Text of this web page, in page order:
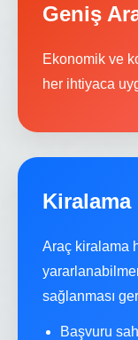
Geniş
Ekonomik ve
her ihtiyaca
Kiralama
Araç kiralama
sağlanması
Başvuru